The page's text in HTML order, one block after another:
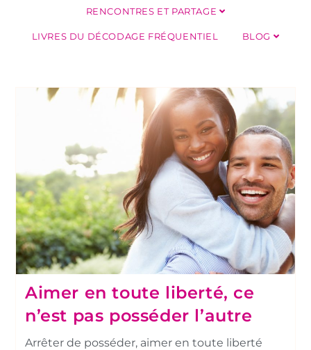
RENCONTRES ET PARTAGE
LIVRES DU DÉCODAGE FRÉQUENTIEL BLOG
Aimer en toute liberté, ce
n’est pas posséder l’autre
Arrêter de posséder, aimer en toute liberté